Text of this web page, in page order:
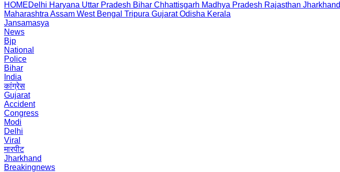
HOMEDelhi Haryana Uttar Pradesh Bihar Chhattisgarh Madhya Pradesh Rajasthan Jharkhand
Maharashtra Assam West Bengal Tripura Gujarat Odisha Kerala
Jansamasya
News
Bjp
National
Police
Bihar
India
कांग्रेस
Gujarat
Accident
Congress
Modi
Delhi
Viral
मारपीट
Jharkhand
Breakingnews